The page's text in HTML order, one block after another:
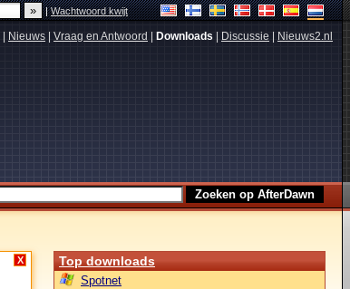
|Wachtwoord kwijt
Nieuws Vraag en Antwoord Downloads Discussie Nieuws2.nl
X Top downloads
Spotnet